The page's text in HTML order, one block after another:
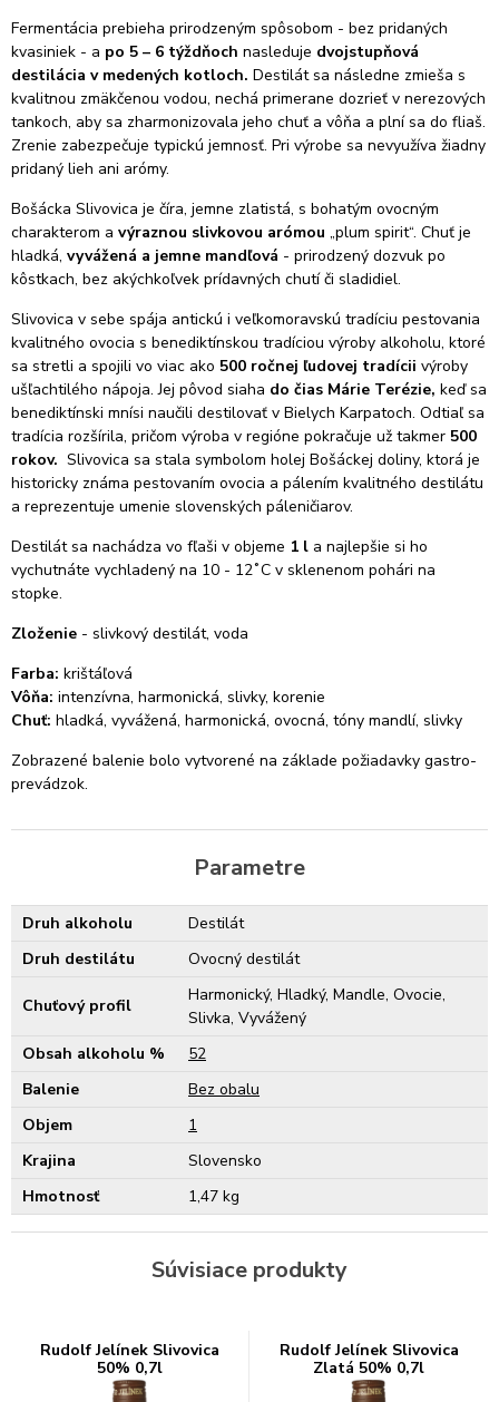
Fermentácia prebieha prirodzeným spôsobom - bez pridaných
kvasiniek - a po 5 – 6 týždňoch nasleduje dvojstupňová
destilácia v medených kotloch. Destilát sa následne zmieša s
kvalitnou zmäkčenou vodou, nechá primerane dozrieť v nerezových
tankoch, aby sa zharmonizovala jeho chuť a vôňa a plní sa do fliaš.
Zrenie zabezpečuje typickú jemnosť. Pri výrobe sa nevyužíva žiadny
pridaný lieh ani arómy.
Bošácka Slivovica je číra, jemne zlatistá, s bohatým ovocným
charakterom a výraznou slivkovou arómou „plum spirit“. Chuť je
hladká, vyvážená a jemne mandľová - prirodzený dozvuk po
kôstkach, bez akýchkoľvek prídavných chutí či sladidiel.
Slivovica v sebe spája antickú i veľkomoravskú tradíciu pestovania
kvalitného ovocia s benediktínskou tradíciou výroby alkoholu, ktoré
sa stretli a spojili vo viac ako 500 ročnej ľudovej tradícii výroby
ušľachtilého nápoja. Jej pôvod siaha do čias Márie Terézie, keď sa
benediktínski mnísi naučili destilovať v Bielych Karpatoch. Odtiaľ sa
tradícia rozšírila, pričom výroba v regióne pokračuje už takmer 500
rokov. Slivovica sa stala symbolom holej Bošáckej doliny, ktorá je
historicky známa pestovaním ovocia a pálením kvalitného destilátu
a reprezentuje umenie slovenských páleničiarov.
Destilát sa nachádza vo fľaši v objeme 1 l a najlepšie si ho
vychutnáte vychladený na 10 - 12˚C v sklenenom pohári na
stopke.
Zloženie - slivkový destilát, voda
Farba: krištáľová
Vôňa: intenzívna, harmonická, slivky, korenie
Chuť: hladká, vyvážená, harmonická, ovocná, tóny mandlí, slivky
Zobrazené balenie bolo vytvorené na základe požiadavky gastro-
prevádzok.
Parametre
Druh alkoholu
Destilát
Druh destilátu
Ovocný destilát
Chuťový profil
Harmonický, Hladký, Mandle, Ovocie,
Slivka, Vyvážený
Obsah alkoholu %
52
Balenie
Bez obalu
Objem
1
Krajina
Slovensko
Hmotnosť
1,47 kg
Súvisiace produkty
Rudolf Jelínek Slivovica
50% 0,7l
Rudolf Jelínek Slivovica
Zlatá 50% 0,7l